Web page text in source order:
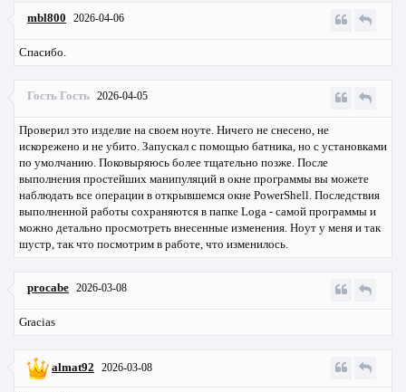
mbl800 2026-04-06
Спасибо.
Гость Гость 2026-04-05
Проверил это изделие на своем ноуте. Ничего не снесено, не
искорежено и не убито. Запускал с помощью батника, но с установками
по умолчанию. Поковыряюсь более тщательно позже. После
выполнения простейших манипуляций в окне программы вы можете
наблюдать все операции в открывшемся окне PowerShell. Последствия
выполненной работы сохраняются в папке Loga - самой программы и
можно детально просмотреть внесенные изменения. Ноут у меня и так
шустр, так что посмотрим в работе, что изменилось.
procabe 2026-03-08
Gracias
almat92 2026-03-08